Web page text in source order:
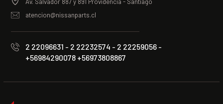
atencion@nissanparts.cl
2 22096631 - 2 22232574 - 2 22259056 -
+56984290078 +56973808867